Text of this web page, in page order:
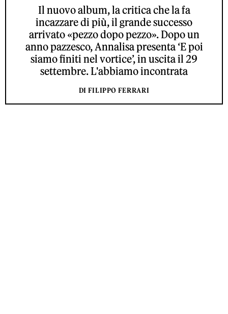
Il nuovo album, la critica che la fa
incazzare di più, il grande successo
arrivato «pezzo dopo pezzo». Dopo un
anno pazzesco, Annalisa presenta ‘E poi
siamo finiti nel vortice’, in uscita il 29
settembre. L'abbiamo incontrata
DI FILIPPO FERRARI